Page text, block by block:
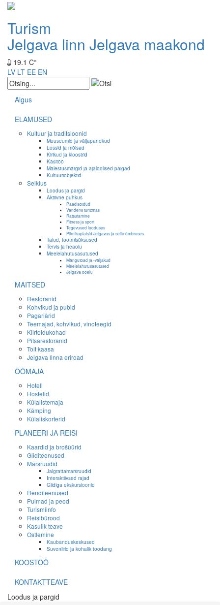
Turism
Jelgava linn Jelgava maakond
19.1 C°
LV LT EE EN
Algus
ELAMUSED
Kultuur ja traditsioonid
Muuseumid ja väljapanekud
Lossid ja mõisad
Kirikud ja kloostrid
Käsitöö
Mälestusmärgid ja ajaloolised paigad
Kultuuriobjektid
Seiklus
Loodus ja pargid
Aktiivne puhkus
Paadisõidud
Vandens turizmas
Ratsutamine
Fitness ja sport
Tegevused looduses
Piknikuplatsid Jelgavas ja selle ümbruses
Talud, tootmisüksused
Tervis ja heaolu
Meelelahutusasutused
Mängutoad ja -väljakud
Meelelahutusasutused
Jelgava ööelu
MAITSED
Restoranid
Kohvikud ja pubid
Pagariärid
Teemajad, kohvikud, vinoteegid
Kiirtoidukohad
Pitsarestoranid
Toit kaasa
Jelgava linna eriroad
ÖÖMAJA
Hotell
Hostelid
Külalistemaja
Kämping
Külaliskorterid
PLANEERI JA REISI
Kaardid ja brošüürid
Giiditeenused
Marsruudid
Jalgrattamarsruudid
Interaktiivsed rajad
Giidiga ekskursioonid
Renditeenused
Pulmad ja peod
Turismiinfo
Reisibürood
Kasulik teave
Ostlemine
Kaubanduskeskused
Suveniirid ja kohalik toodang
KOOSTÖÖ
KONTAKTTEAVE
Loodus ja pargid